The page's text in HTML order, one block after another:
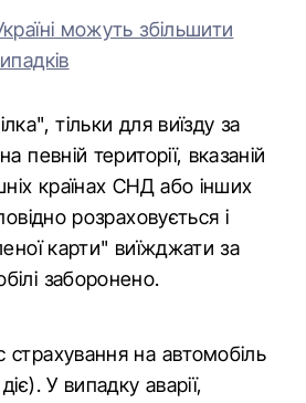
можуть збільшити
тільки для виїзду за
певній території, вказаній
країнах СНД або інших
розраховується і
карти" виїжджати за
заборонено.
на автомобіль
У випадку аварії,